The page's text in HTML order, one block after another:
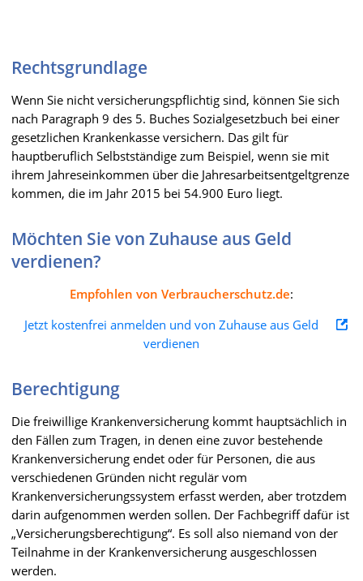
Rechtsgrundlage
Wenn Sie nicht versicherungspflichtig sind, können Sie sich
nach Paragraph 9 des 5. Buches Sozialgesetzbuch bei einer
gesetzlichen Krankenkasse versichern. Das gilt für
hauptberuflich Selbstständige zum Beispiel, wenn sie mit
ihrem Jahreseinkommen über die Jahresarbeitsentgeltgrenze
kommen, die im Jahr 2015 bei 54.900 Euro liegt.
Möchten Sie von Zuhause aus Geld
verdienen?
Empfohlen von Verbraucherschutz.de:
Jetzt kostenfrei anmelden und von Zuhause aus Geld
verdienen
Berechtigung
Die freiwillige Krankenversicherung kommt hauptsächlich in
den Fällen zum Tragen, in denen eine zuvor bestehende
Krankenversicherung endet oder für Personen, die aus
verschiedenen Gründen nicht regulär vom
Krankenversicherungssystem erfasst werden, aber trotzdem
darin aufgenommen werden sollen. Der Fachbegriff dafür ist
„Versicherungsberechtigung“. Es soll also niemand von der
Teilnahme in der Krankenversicherung ausgeschlossen
werden.